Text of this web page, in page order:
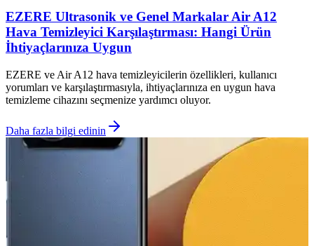
EZERE Ultrasonik ve Genel Markalar Air A12
Hava Temizleyici Karşılaştırması: Hangi Ürün
İhtiyaçlarınıza Uygun
EZERE ve Air A12 hava temizleyicilerin özellikleri, kullanıcı
yorumları ve karşılaştırmasıyla, ihtiyaçlarınıza en uygun hava
temizleme cihazını seçmenize yardımcı oluyor.
Daha fazla bilgi edinin